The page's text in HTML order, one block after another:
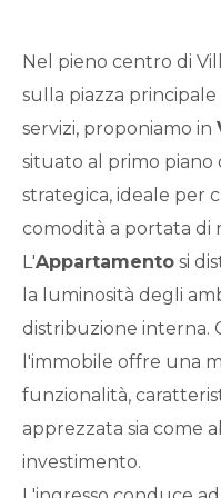
Nel pieno centro di
sulla piazza
servizi, proponiamo in
situato al primo piano
strategica, ideale per
comodità a portata di
L'Appartamento si
la luminosità degli
distribuzione interna.
l'immobile offre una
funzionalità,
apprezzata sia come
investimento.
1
2
3